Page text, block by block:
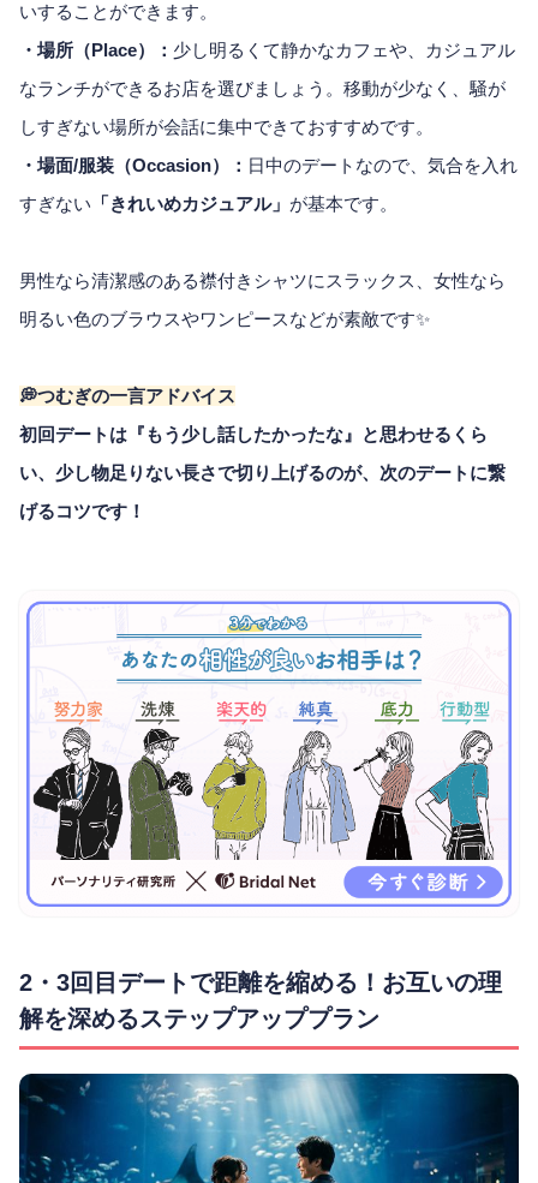
いすることができます。
・場所（Place）： 少し明るくて静かなカフェや、カジュアル
なランチができるお店を選びましょう。移動が少なく、騒が
しすぎない場所が会話に集中できておすすめです。
・場面/服装（Occasion）： 日中のデートなので、気合を入れ
すぎない 「きれいめカジュアル」 が基本です。
男性なら清潔感のある襟付きシャツにスラックス、女性なら
明るい色のブラウスやワンピースなどが素敵です✨
💭つむぎの一言アドバイス
初回デートは『もう少し話したかったな』と思わせるくら
い、少し物足りない長さで切り上げるのが、次のデートに繋
げるコツです！
2・3回目デートで距離を縮める！お互いの理
解を深めるステップアッププラン